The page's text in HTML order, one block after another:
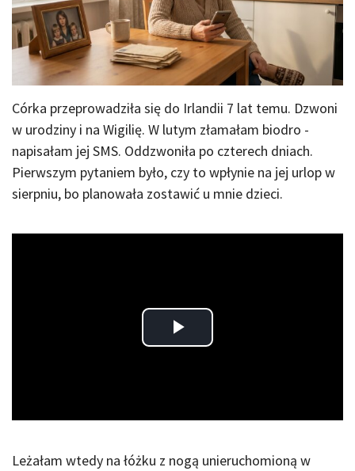
Córka przeprowadziła się do Irlandii 7 lat temu. Dzwoni
w urodziny i na Wigilię. W lutym złamałam biodro -
napisałam jej SMS. Oddzwoniła po czterech dniach.
Pierwszym pytaniem było, czy to wpłynie na jej urlop w
sierpniu, bo planowała zostawić u mnie dzieci.
Play
Leżałam wtedy na łóżku z nogą unieruchomioną w